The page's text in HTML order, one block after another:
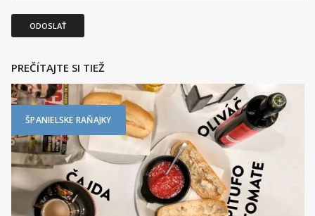
ODOSLAŤ
PREČÍTAJTE SI TIEŽ
ŠPANIELSKE RAŇAJKY